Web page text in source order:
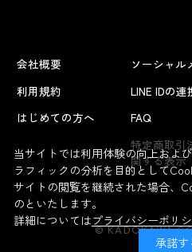
会社概要
利用規約
はじめての方へ
ソーシャル
LINE IDの
FAQ
特定商取引
関する表示
© KADOKAWA
当サイトでは利用体験の向上およ
ラフィックの分析を目的として
サイトの閲覧を継続された場合、
のといたします。
詳細についてはプライバシーポリ
承諾す